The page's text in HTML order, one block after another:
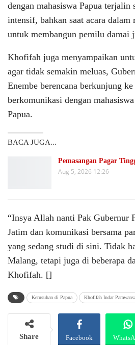
dengan mahasiswa Papua terjalin
intensif, bahkan saat acara dalam
untuk membangun pemilu damai
Khofifah juga menyampaikan
agar tidak semakin meluas,
Enembe berencana berkunjung
berkomunikasi dengan
Papua.
BACA JUGA...
Pemasangan Pagar
Aug 5, 2026 12:26
“Insya Allah nanti Pak Gubernur
Jatim dan komunikasi bersama
yang sedang studi di sini. Tidak
Malang, tetapi juga di beberapa
Khofifah. []
Kerusuhan di Papua Khofifah Indar
Share Facebook